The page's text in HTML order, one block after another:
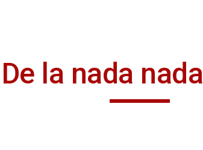
De la nada